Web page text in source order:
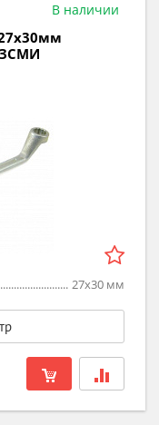
В наличии
27х30 мм